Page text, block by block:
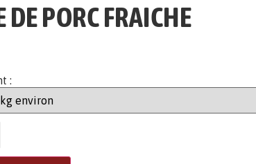
DE PORC FRAICHE
: